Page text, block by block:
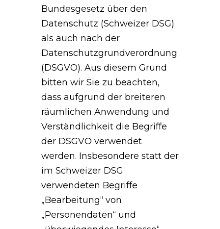
Bundesgesetz über den
Datenschutz (Schweizer DSG)
als auch nach der
Datenschutzgrundverordnung
(DSGVO). Aus diesem Grund
bitten wir Sie zu beachten,
dass aufgrund der breiteren
räumlichen Anwendung und
Verständlichkeit die Begriffe
der DSGVO verwendet
werden. Insbesondere statt der
im Schweizer DSG
verwendeten Begriffe
„Bearbeitung“ von
„Personendaten“ und